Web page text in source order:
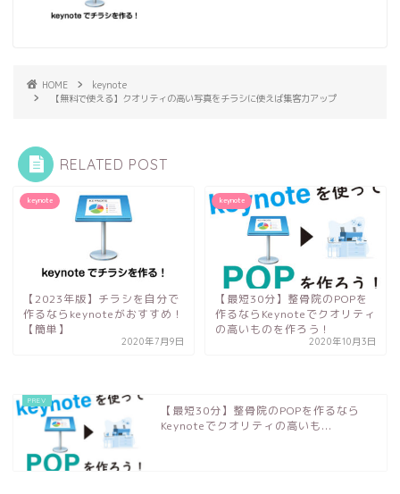
HOME
keynote
【無料で使える】クオリティの高い写真をチラシに使えば集客力アップ
RELATED POST
keynote
【2023年版】チラシを自分で
作るならkeynoteがおすすめ！
【簡単】
2020年7月9日
keynote
【最短30分】整骨院のPOPを
作るならKeynoteでクオリティ
の高いものを作ろう！
2020年10月3日
【最短30分】整骨院のPOPを作るなら
Keynoteでクオリティの高いも...